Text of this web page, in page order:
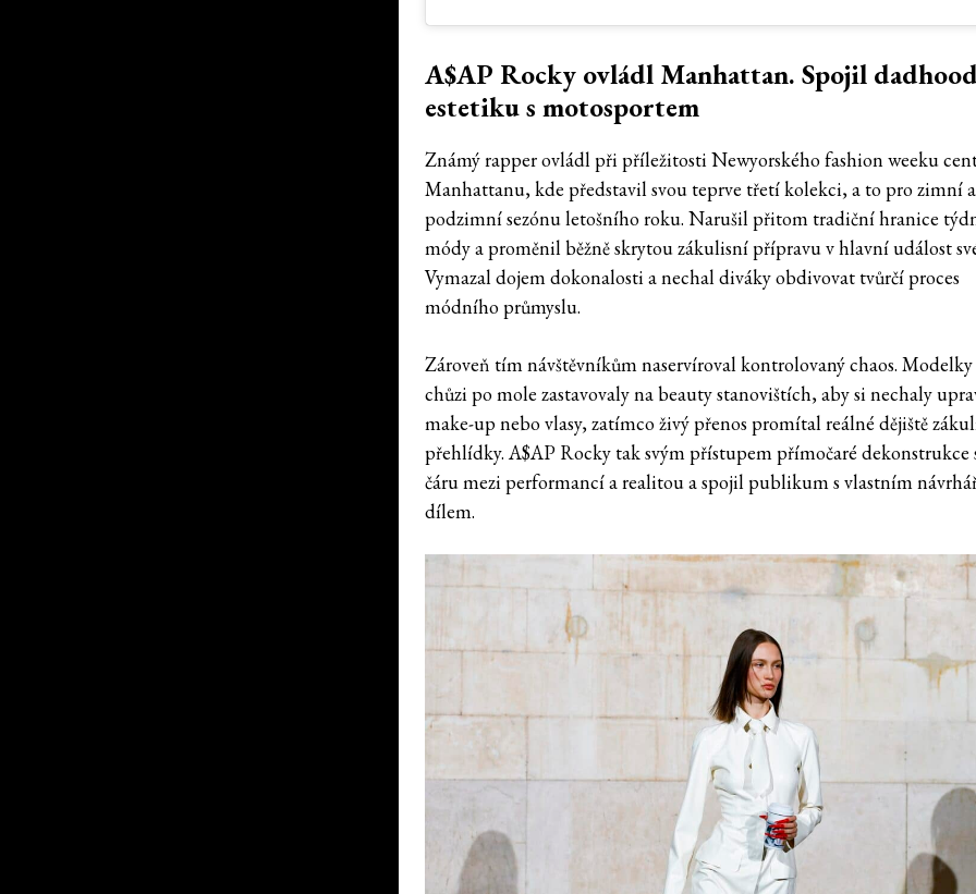
A$AP Rocky ovládl Manhattan. Spojil
estetiku s motosportem
Známý rapper ovládl při příležitosti Newyorského fashion weeku
Manhattanu, kde představil svou teprve třetí kolekci, a to pro zimní a
podzimní sezónu letošního roku. Narušil přitom tradiční hranice
módy a proměnil běžně skrytou zákulisní přípravu v hlavní událost
Vymazal dojem dokonalosti a nechal diváky obdivovat tvůrčí proces
módního průmyslu.
Zároveň tím návštěvníkům naservíroval kontrolovaný chaos. Modelky
chůzi po mole zastavovaly na beauty stanovištích, aby si nechaly
make-up nebo vlasy, zatímco živý přenos promítal reálné dějiště
přehlídky. A$AP Rocky tak svým přístupem přímočaré dekonstrukce
čáru mezi performancí a realitou a spojil publikum s vlastním
dílem.